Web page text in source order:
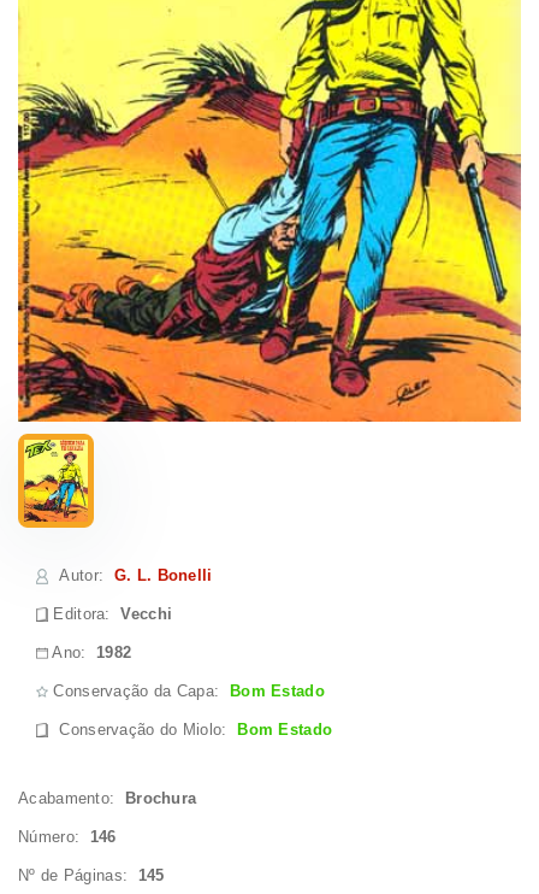
Autor: G. L. Bonelli
Editora:Vecchi
Ano: 1982
Conservação da Capa: Bom Estado
Conservação do Miolo: Bom Estado
Acabamento: Brochura
Número: 146
Nº de Páginas: 145